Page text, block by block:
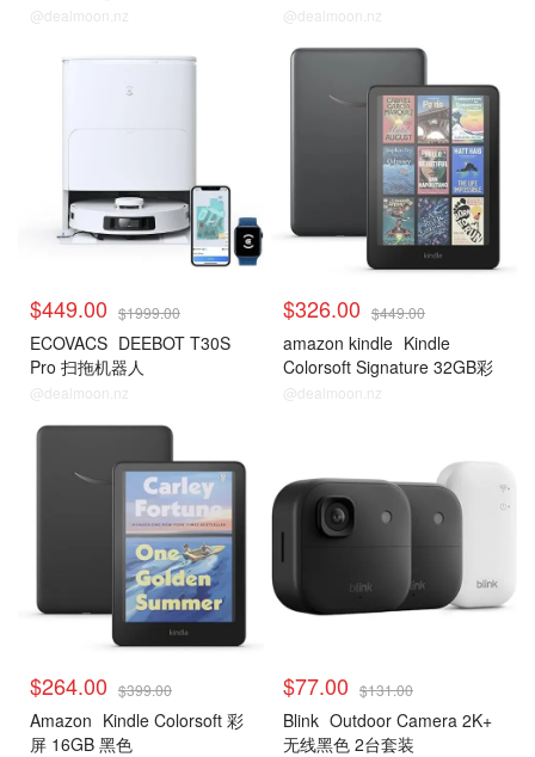
@dealmoon.nz @dealmoon.nz
$449.00 $1999.00
ECOVACS DEEBOT T30S
Pro 扫拖机器人
@dealmoon.nz
$326.00 $449.00
amazon kindle Kindle
Colorsoft Signature 32GB彩
屏
@dealmoon.nz
$264.00 $399.00
Amazon Kindle Colorsoft 彩
屏 16GB 黑色
$77.00 $131.00
Blink Outdoor Camera 2K+
无线黑色 2台套装